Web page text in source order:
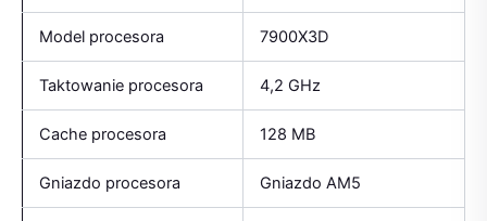
Model procesora 7900X3D
Taktowanie procesora 4,2 GHz
Cache procesora 128 MB
Gniazdo procesora Gniazdo AM5